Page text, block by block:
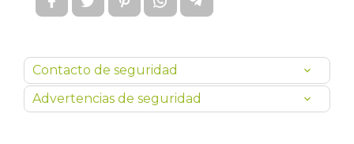
Contacto de seguridad
Advertencias de seguridad